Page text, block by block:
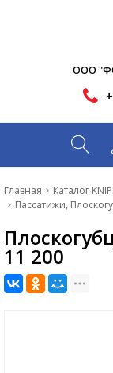
ООО
Главная Каталог
Пассатижи,
11 200